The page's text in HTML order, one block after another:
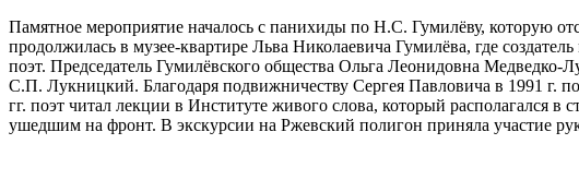
Памятное мероприятие началось с панихиды по Н.С. Гумилёву, которую
продолжилась в музее-квартире Льва Николаевича Гумилёва, где
поэт. Председатель Гумилёвского общества Ольга Леонидовна
С.П. Лукницкий. Благодаря подвижничеству Сергея Павловича в 1991 г.
гг. поэт читал лекции в Институте живого слова, который
ушедшим на фронт. В экскурсии на Ржевский полигон приняла участие